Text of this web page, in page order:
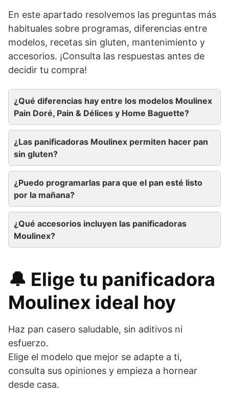
En este apartado resolvemos las preguntas más
habituales sobre programas, diferencias entre
modelos, recetas sin gluten, mantenimiento y
accesorios. ¡Consulta las respuestas antes de
decidir tu compra!
¿Qué diferencias hay entre los modelos Moulinex
Pain Doré, Pain & Délices y Home Baguette?
¿Las panificadoras Moulinex permiten hacer pan
sin gluten?
¿Puedo programarlas para que el pan esté listo
por la mañana?
¿Qué accesorios incluyen las panificadoras
Moulinex?
🔔 Elige tu panificadora
Moulinex ideal hoy
Haz pan casero saludable, sin aditivos ni
esfuerzo.
Elige el modelo que mejor se adapte a ti,
consulta sus opiniones y empieza a hornear
desde casa.